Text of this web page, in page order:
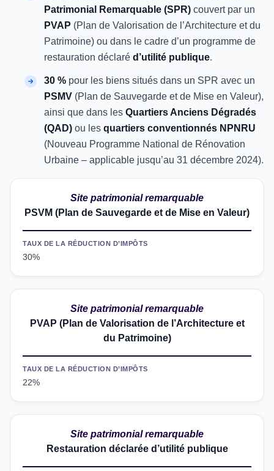
Patrimonial Remarquable (SPR) couvert par un
PVAP (Plan de Valorisation de l’Architecture et du
Patrimoine) ou dans le cadre d’un programme de
restauration déclaré d’utilité publique.
30 % pour les biens situés dans un SPR avec un
PSMV (Plan de Sauvegarde et de Mise en Valeur),
ainsi que dans les Quartiers Anciens Dégradés
(QAD) ou les quartiers conventionnés NPNRU
(Nouveau Programme National de Rénovation
Urbaine – applicable jusqu’au 31 décembre 2024).
Site patrimonial remarquable
PSVM (Plan de Sauvegarde et de Mise en Valeur)
TAUX DE LA RÉDUCTION D’IMPÔTS
30%
Site patrimonial remarquable
PVAP (Plan de Valorisation de l’Architecture et
du Patrimoine)
TAUX DE LA RÉDUCTION D’IMPÔTS
22%
Site patrimonial remarquable
Restauration déclarée d’utilité publique